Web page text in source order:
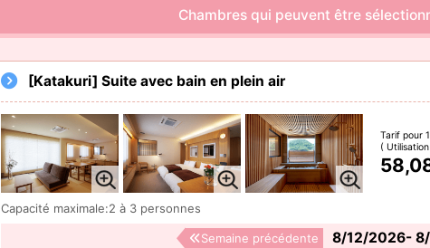
Chambres qui peuvent être
[Katakuri] Suite avec bain en plein air
Tarif pour
(
Capacité maximale:2 à 3 personnes
8/12/2026-
Semaine précédente